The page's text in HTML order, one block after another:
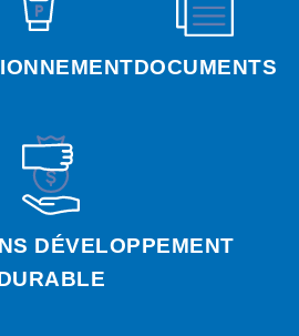
DOCUMENTS
DÉVELOPPEMENT